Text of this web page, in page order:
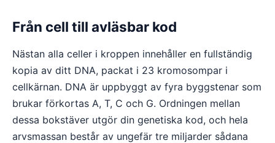
Från cell till avläsbar kod
Nästan alla celler i kroppen innehåller en fullständig
kopia av ditt DNA, packat i 23 kromosompar i
cellkärnan. DNA är uppbyggt av fyra byggstenar som
brukar förkortas A, T, C och G. Ordningen mellan
dessa bokstäver utgör din genetiska kod, och hela
arvsmassan består av ungefär tre miljarder sådana